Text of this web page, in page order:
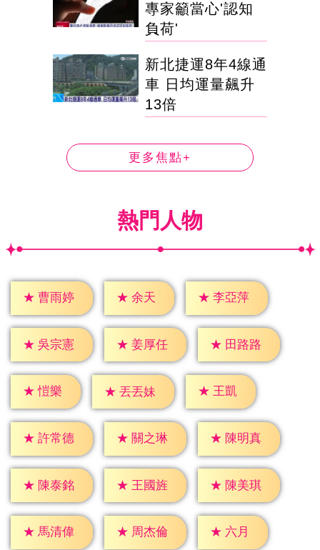
專家籲當心'認知
負荷'
新北捷運8年4線通
車 日均運量飆升
13倍
更多焦點+
熱門人物
★ 曹雨婷 ★ 余天 ★ 李亞萍
★ 吳宗憲 ★ 姜厚任 ★ 田路路
★ 愷樂 ★ 丟丟妹 ★ 王凱
★ 許常德 ★ 關之琳 ★ 陳明真
★ 陳泰銘 ★ 王國旌 ★ 陳美琪
★ 馬清偉 ★ 周杰倫 ★ 六月